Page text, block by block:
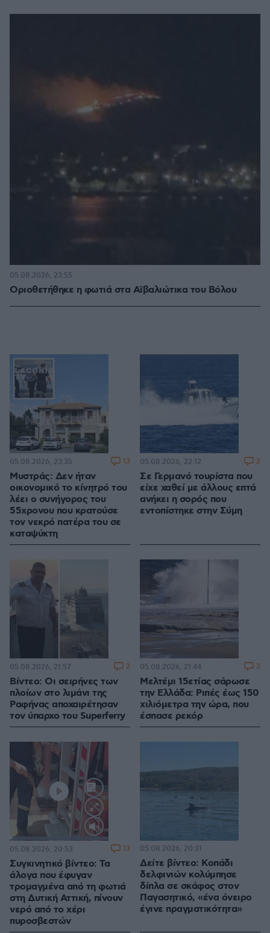
Οριοθετήθηκε η φωτιά στα Αϊβαλιώτικα του Βόλου
05.08.2026, 23:55
Μυστράς: Δεν ήταν
οικονομικό το κίνητρό του
λέει ο συνήγορος του
55χρονου που κρατούσε
τον νεκρό πατέρα του σε
καταψύκτη
05.08.2026, 23:35 13
Σε Γερμανό τουρίστα που
είχε χαθεί με άλλους επτά
ανήκει η σορός που
εντοπίστηκε στην Σύμη
05.08.2026, 22:12 2
Βίντεο: Οι σειρήνες των
πλοίων στο λιμάνι της
Ραφήνας αποχαιρέτησαν
τον ύπαρχο του Superferry
05.08.2026, 21:57 2
Μελτέμι 15ετίας σάρωσε
την Ελλάδα: Ριπές έως 150
χιλιόμετρα την ώρα, που
έσπασε ρεκόρ
05.08.2026, 21:44 3
100.00%
Συγκινητικό βίντεο: Τα
άλογα που έφυγαν
τρομαγμένα από τη φωτιά
στη Δυτική Αττική, πίνουν
νερό από το χέρι
πυροσβεστών
05.08.2026, 20:53 13
Δείτε βίντεο: Κοπάδι
δελφινιών κολύμπησε
δίπλα σε σκάφος στον
Παγασητικό, «ένα όνειρο
έγινε πραγματικότητα»
05.08.2026, 20:31